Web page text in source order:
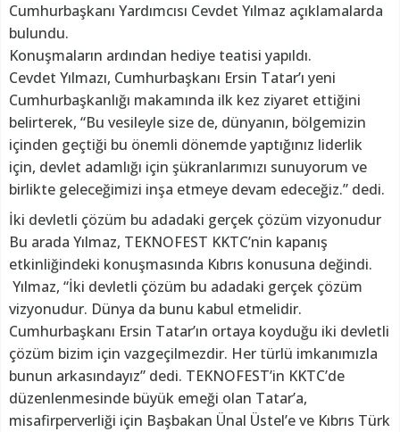
Cumhurbaşkanı Yardımcısı Cevdet Yılmaz açıklamalarda
bulundu.
Konuşmaların ardından hediye teatisi yapıldı.
Cevdet Yılmazı, Cumhurbaşkanı Ersin Tatar’ı yeni
Cumhurbaşkanlığı makamında ilk kez ziyaret ettiğini
belirterek, “Bu vesileyle size de, dünyanın, bölgemizin
içinden geçtiği bu önemli dönemde yaptığınız liderlik
için, devlet adamlığı için şükranlarımızı sunuyorum ve
birlikte geleceğimizi inşa etmeye devam edeceğiz.” dedi.
İki devletli çözüm bu adadaki gerçek çözüm vizyonudur
Bu arada Yılmaz, TEKNOFEST KKTC’nin kapanış
etkinliğindeki konuşmasında Kıbrıs konusuna değindi.
Yılmaz, “İki devletli çözüm bu adadaki gerçek çözüm
vizyonudur. Dünya da bunu kabul etmelidir.
Cumhurbaşkanı Ersin Tatar’ın ortaya koyduğu iki devletli
çözüm bizim için vazgeçilmezdir. Her türlü imkanımızla
bunun arkasındayız” dedi. TEKNOFEST’in KKTC’de
düzenlenmesinde büyük emeği olan Tatar’a,
misafirperverliği için Başbakan Ünal Üstel’e ve Kıbrıs Türk